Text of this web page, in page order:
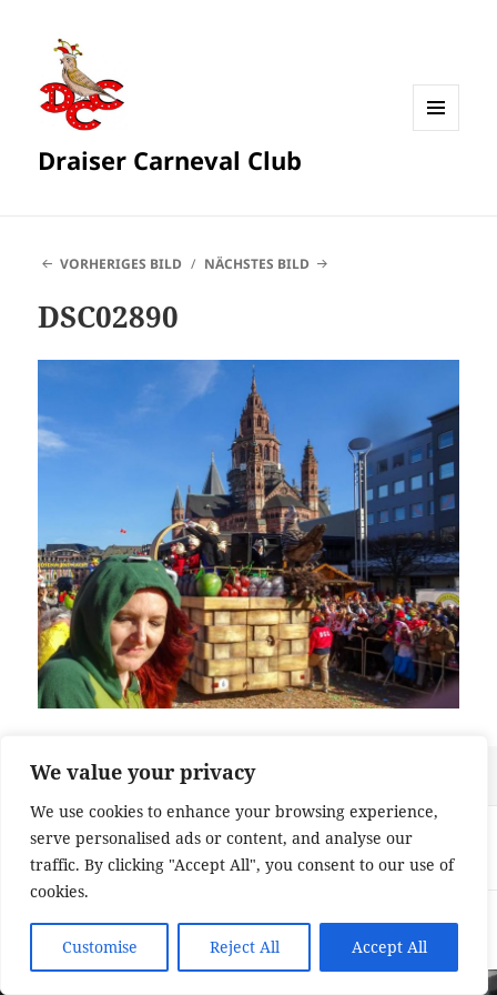
We value your privacy
We use cookies to enhance your browsing experience,
serve personalised ads or content, and analyse our
traffic. By clicking "Accept All", you consent to our use of
cookies.
Customise Reject All Accept All
Draiser Carneval Club
VORHERIGES BILD NÄCHSTES BILD
DSC02890
Veröffentlicht
23. März 2023 Originalgröße
929 × 768
Beitragsnavigation
VERÖFFENTLICHT IN
Traumhaftes Wetter am Rosenmontag
Impressum und Datenschutzerklärung
Stolz präsentiert von
WordPress